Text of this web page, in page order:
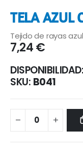
final
de
la
galería
imágenes
al
comienzo
de
la
de
imágenes
TELA AZUL
Tejido de rayas
7,24 €
DISPONIBILIDAD:
SKU B041